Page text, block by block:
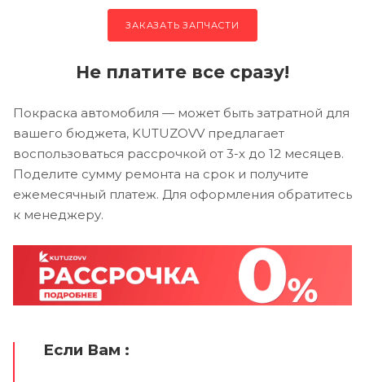
ЗАКАЗАТЬ ЗАПЧАСТИ
Не платите все сразу!
Покраска автомобиля — может быть затратной для
вашего бюджета, KUTUZOVV предлагает
воспользоваться рассрочкой от 3-х до 12 месяцев.
Поделите сумму ремонта на срок и получите
ежемесячный платеж. Для оформления обратитесь
к менеджеру.
Если Вам :